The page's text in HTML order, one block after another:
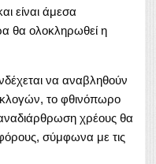
είναι άμεσα
θα ολοκληρωθεί η
να αναβληθούν
το φθινόπωρο
χρέους θα
σύμφωνα με τις